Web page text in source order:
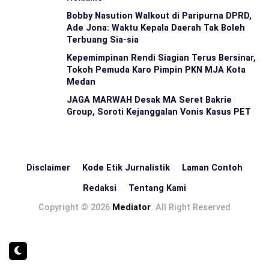
Bobby Nasution Walkout di Paripurna DPRD,
Ade Jona: Waktu Kepala Daerah Tak Boleh
Terbuang Sia-sia
Kepemimpinan Rendi Siagian Terus Bersinar,
Tokoh Pemuda Karo Pimpin PKN MJA Kota
Medan
JAGA MARWAH Desak MA Seret Bakrie
Group, Soroti Kejanggalan Vonis Kasus PET
Disclaimer Kode Etik Jurnalistik Laman Contoh
Redaksi
Tentang Kami
Copyright © 2026 Mediator. All Right Reserved